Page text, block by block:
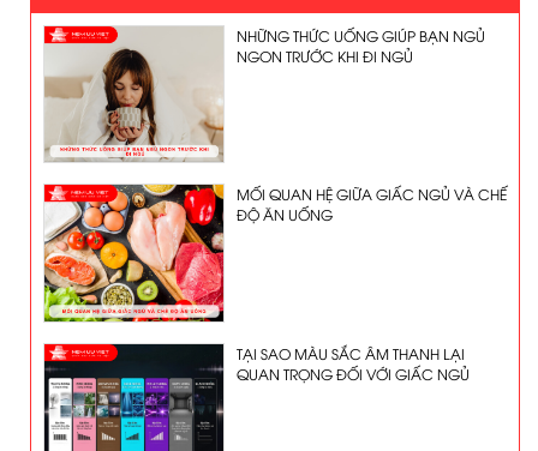
NHỮNG THỨC UỐNG GIÚP BẠN NGỦ
NGON TRƯỚC KHI ĐI NGỦ
MỐI QUAN HỆ GIỮA GIẤC NGỦ VÀ CHẾ
ĐỘ ĂN UỐNG
TẠI SAO MÀU SẮC ÂM THANH LẠI
QUAN TRỌNG ĐỐI VỚI GIẤC NGỦ